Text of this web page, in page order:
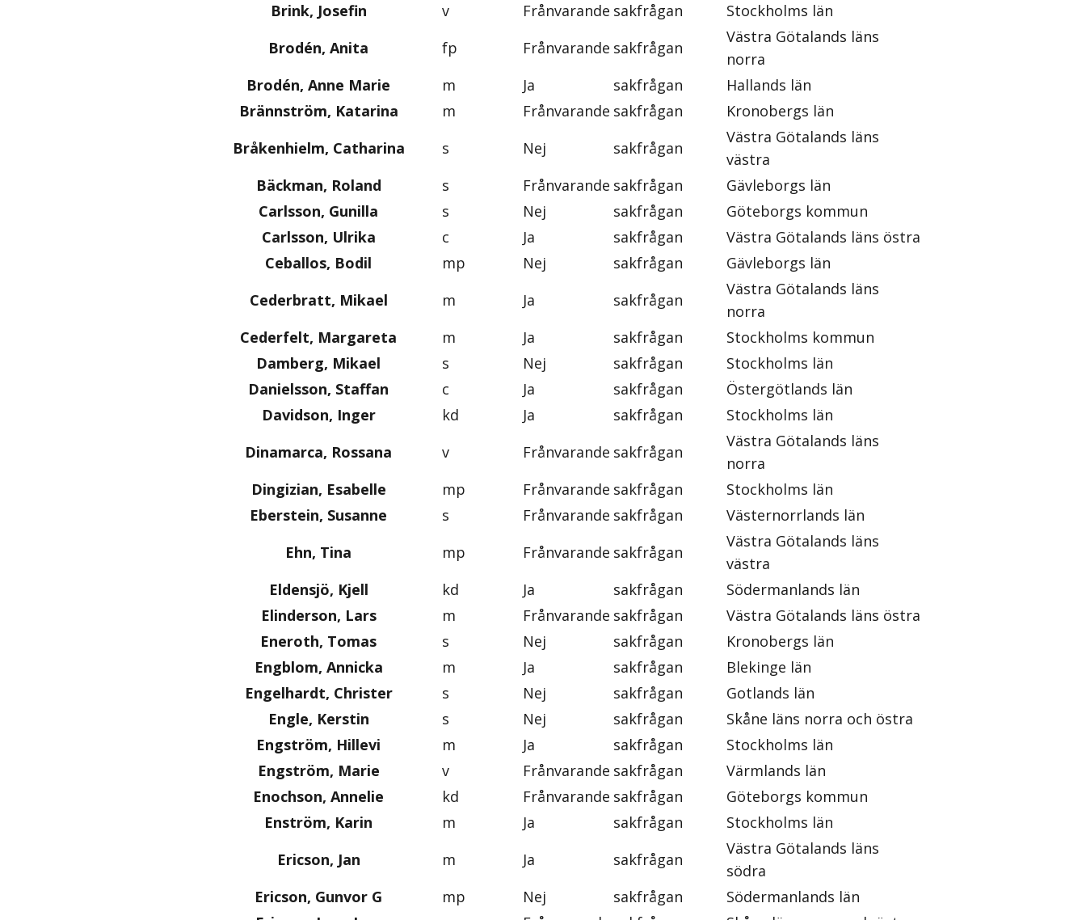
Brink, Josefin
v Frånvarande sakfrågan
Stockholms län
Brodén, Anita
fp Frånvarande sakfrågan
Västra Götalands läns
norra
Brodén, Anne Marie
m Ja sakfrågan
Hallands län
Brännström, Katarina
m Frånvarande sakfrågan
Kronobergs län
Bråkenhielm, Catharina
s Nej sakfrågan
Västra Götalands läns
västra
Bäckman, Roland
s Frånvarande sakfrågan
Gävleborgs län
Carlsson, Gunilla
s Nej sakfrågan
Göteborgs kommun
Carlsson, Ulrika
c Ja sakfrågan
Västra Götalands läns östra
Ceballos, Bodil
mp Nej sakfrågan
Gävleborgs län
Cederbratt, Mikael
m Ja sakfrågan
Västra Götalands läns
norra
Cederfelt, Margareta
m Ja sakfrågan
Stockholms kommun
Damberg, Mikael
s Nej sakfrågan
Stockholms län
Danielsson, Staffan
c Ja sakfrågan
Östergötlands län
Davidson, Inger
kd Ja sakfrågan
Stockholms län
Dinamarca, Rossana
v Frånvarande sakfrågan
Västra Götalands läns
norra
Dingizian, Esabelle
mp Frånvarande sakfrågan
Stockholms län
Eberstein, Susanne
s Frånvarande sakfrågan
Västernorrlands län
Ehn, Tina
mp Frånvarande sakfrågan
Västra Götalands läns
västra
Eldensjö, Kjell
kd Ja sakfrågan
Södermanlands län
Elinderson, Lars
m Frånvarande sakfrågan
Västra Götalands läns östra
Eneroth, Tomas
s Nej sakfrågan
Kronobergs län
Engblom, Annicka
m Ja sakfrågan
Blekinge län
Engelhardt, Christer
s Nej sakfrågan
Gotlands län
Engle, Kerstin
s Nej sakfrågan
Skåne läns norra och östra
Engström, Hillevi
m Ja sakfrågan
Stockholms län
Engström, Marie
v Frånvarande sakfrågan
Värmlands län
Enochson, Annelie
kd Frånvarande sakfrågan
Göteborgs kommun
Enström, Karin
m Ja sakfrågan
Stockholms län
Ericson, Jan
m Ja sakfrågan
Västra Götalands läns
södra
Ericson, Gunvor G
mp Nej sakfrågan
Södermanlands län